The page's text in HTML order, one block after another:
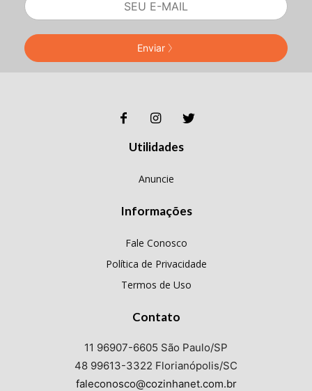
Enviar
Utilidades
Anuncie
Informações
Fale Conosco
Política de Privacidade
Termos de Uso
Contato
11 96907-6605 São Paulo/SP
48 99613-3322 Florianópolis/SC
faleconosco@cozinhanet.com.br